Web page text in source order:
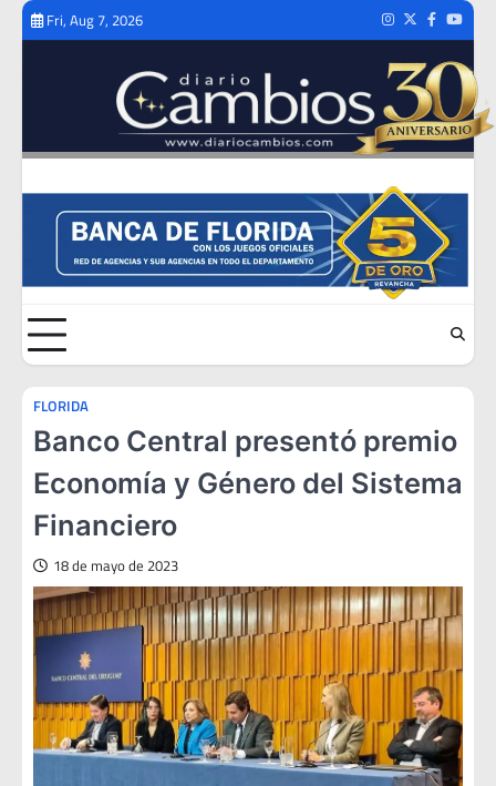
Skip
Fri, Aug 7, 2026 Instagram
TwitterFacebook
FLORIDA
Banco Central presentó premio
Economía y Género del Sistema
Financiero
18 de mayo de 2023